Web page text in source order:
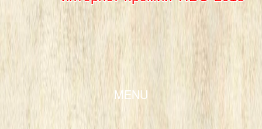
MENU
SKIP TO CONTENT